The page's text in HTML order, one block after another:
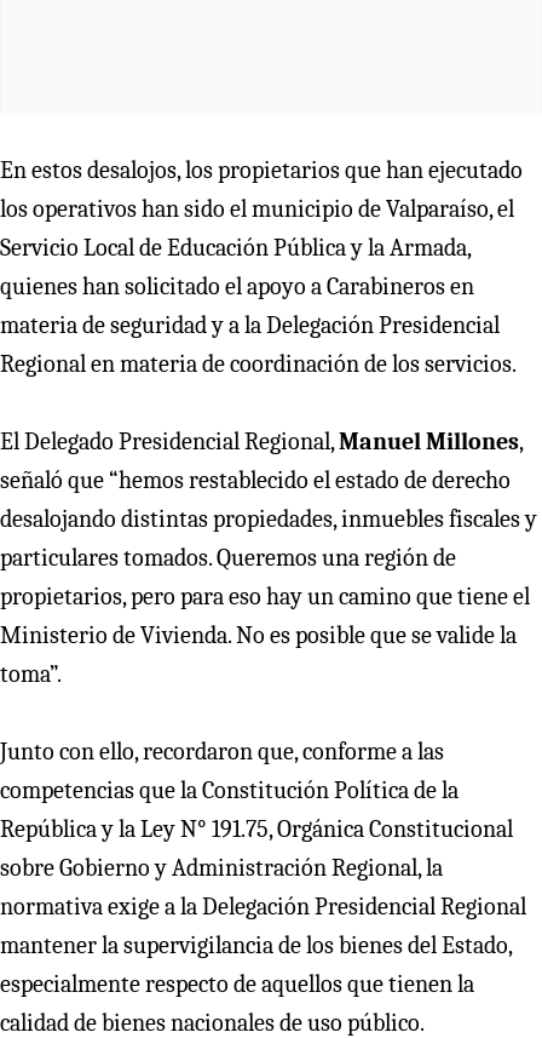
En estos desalojos, los propietarios que han ejecutado
los operativos han sido el municipio de Valparaíso, el
Servicio Local de Educación Pública y la Armada,
quienes han solicitado el apoyo a Carabineros en
materia de seguridad y a la Delegación Presidencial
Regional en materia de coordinación de los servicios.
El Delegado Presidencial Regional,Manuel Millones,
señaló que “hemos restablecido el estado de derecho
desalojando distintas propiedades, inmuebles fiscales y
particulares tomados. Queremos una región de
propietarios, pero para eso hay un camino que tiene el
Ministerio de Vivienda. No es posible que se valide la
toma”.
Junto con ello, recordaron que, conforme a las
competencias que la Constitución Política de la
República y la Ley N° 191.75, Orgánica Constitucional
sobre Gobierno y Administración Regional, la
normativa exige a la Delegación Presidencial Regional
mantener la supervigilancia de los bienes del Estado,
especialmente respecto de aquellos que tienen la
calidad de bienes nacionales de uso público.